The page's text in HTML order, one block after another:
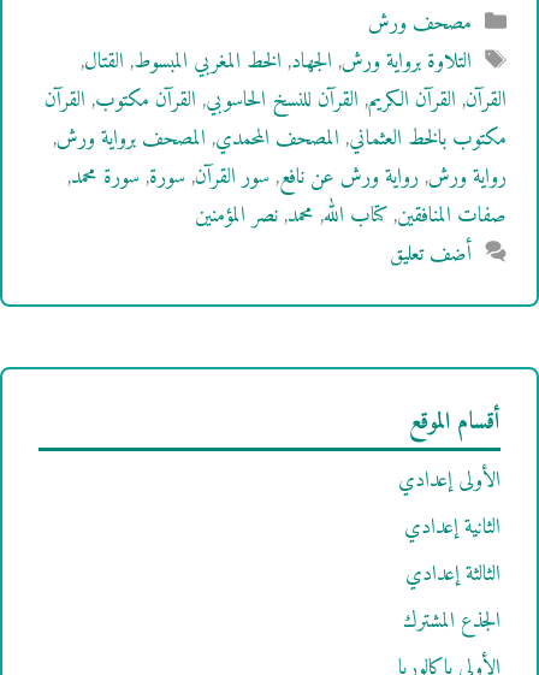
التصنيفات
مصحف ورش
الوسوم
التلاوة برواية ورش,الجهاد,الخط المغربي المبسوط,القتال,
القرآن,القرآن الكريم,القرآن للنسخ الحاسوبي,القرآن مكتوب,القرآن
مكتوب بالخط العثماني,المصحف المحمدي,المصحف برواية ورش,
رواية ورش,رواية ورش عن نافع,سور القرآن,سورة,سورة محمد,
صفات المنافقين,كتاب الله,محمد,نصر المؤمنين
أضف تعليق
أقسام الموقع
الأولى إعدادي
الثانية إعدادي
الثالثة إعدادي
الجذع المشترك